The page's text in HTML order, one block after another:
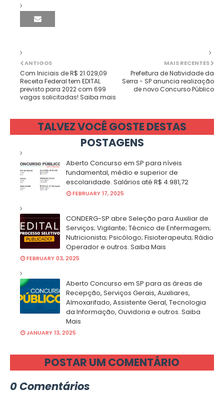
MAIS RECENTES
Prefeitura de Natividade da
Serra - SP anuncia realização
de novo Concurso Público
ANTIGOS
Com Iniciais de R$ 21.029,09
Receita Federal tem EDITAL
previsto para 2022 com 699
vagas solicitadas! Saiba mais
TALVEZ VOCÊ GOSTE DESTAS
POSTAGENS
Aberto Concurso em SP para níveis
fundamental, médio e superior de
escolaridade. Salários até R$ 4.981,72
FEBRUARY 17, 2025
CONDERG-SP abre Seleção para Auxiliar de
Serviços; Vigilante; Técnico de Enfermagem;
Nutricionista; Psicólogo; Fisioterapeuta; Rádio
Operador e outros. Saiba Mais
FEBRUARY 03, 2025
Aberto Concurso em SP para as áreas de
Recepção, Serviços Gerais, Auxiliares,
Almoxarifado, Assistente Geral, Tecnologia
da Informação, Ouvidoria e outros. Saiba
Mais
JANUARY 13, 2025
POSTAR UM COMENTÁRIO
0 Comentários